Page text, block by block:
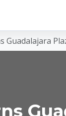
Guadalajara